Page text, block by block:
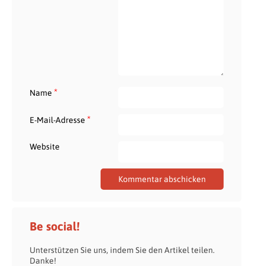
Name *
E-Mail-Adresse *
Website
Be social!
Unterstützen Sie uns, indem Sie den Artikel teilen.
Danke!